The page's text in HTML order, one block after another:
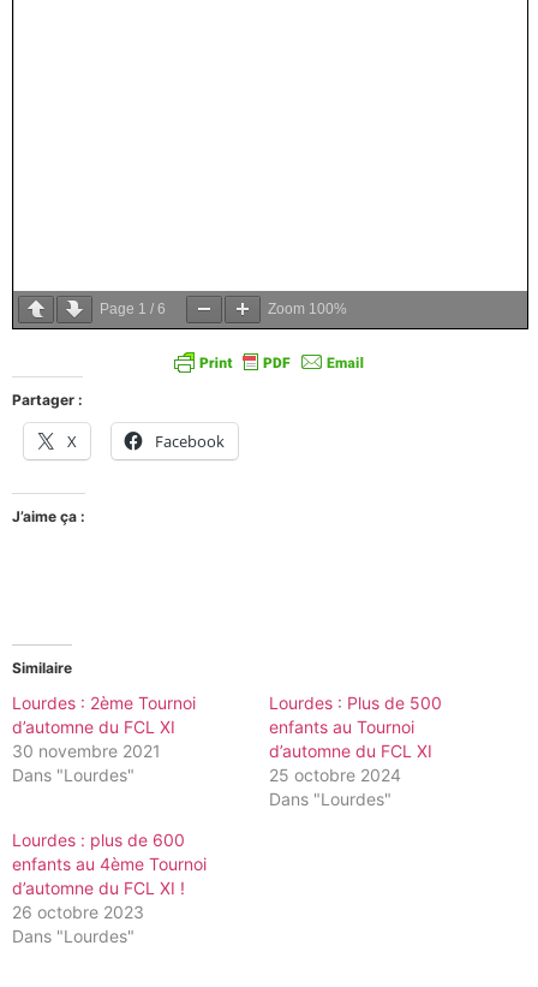
Page 1 / 6 Zoom 100%
Partager :
X Facebook
J’aime ça :
Similaire
Lourdes : 2ème Tournoi
d’automne du FCL XI
30 novembre 2021
Dans "Lourdes"
Lourdes : Plus de 500
enfants au Tournoi
d’automne du FCL XI
25 octobre 2024
Dans "Lourdes"
Lourdes : plus de 600
enfants au 4ème Tournoi
d’automne du FCL XI !
26 octobre 2023
Dans "Lourdes"